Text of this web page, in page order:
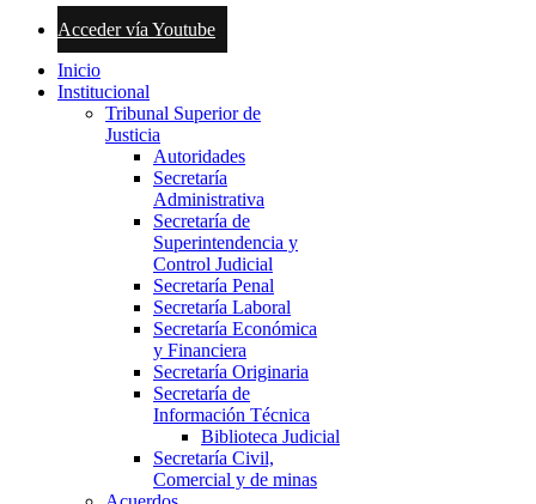
Acceder vía Youtube
Inicio
Institucional
Tribunal Superior de
Justicia
Autoridades
Secretaría
Administrativa
Secretaría de
Superintendencia y
Control Judicial
Secretaría Penal
Secretaría Laboral
Secretaría Económica
y Financiera
Secretaría Originaria
Secretaría de
Información Técnica
Biblioteca Judicial
Secretaría Civil,
Comercial y de minas